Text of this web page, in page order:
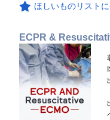
ほしいものリスト
ECPR &